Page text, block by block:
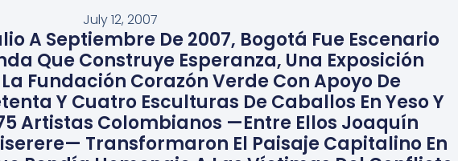
July 12, 2007
A Septiembre De 2007, Bogotá Fue Escenario
Que Construye Esperanza, Una Exposición
Fundación Corazón Verde Con Apoyo De
Y Cuatro Esculturas De Caballos En Yeso Y
Artistas Colombianos —entre Ellos Joaquín
Transformaron El Paisaje Capitalino En